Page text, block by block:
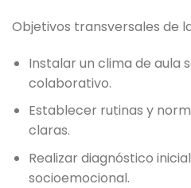
Objetivos transversales de
Instalar un clima de aula
colaborativo.
Establecer rutinas y
claras.
Realizar diagnóstico
socioemocional.